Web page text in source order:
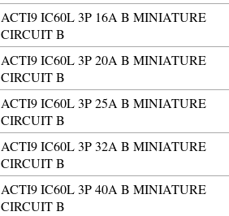
ACTI9 IC60L 3P 16A B MINIATURE
CIRCUIT B
ACTI9 IC60L 3P 20A B MINIATURE
CIRCUIT B
ACTI9 IC60L 3P 25A B MINIATURE
CIRCUIT B
ACTI9 IC60L 3P 32A B MINIATURE
CIRCUIT B
ACTI9 IC60L 3P 40A B MINIATURE
CIRCUIT B